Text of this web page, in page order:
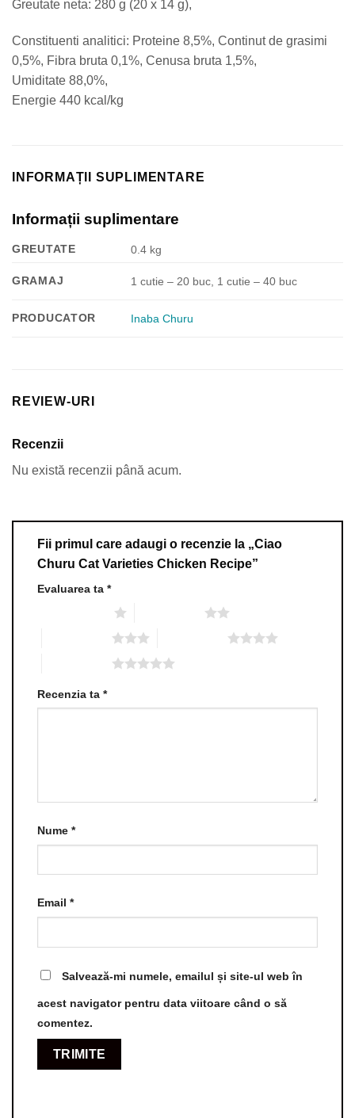
Greutate neta: 280 g (20 x 14 g),
Constituenti analitici: Proteine 8,5%, Continut de grasimi
0,5%, Fibra bruta 0,1%, Cenusa bruta 1,5%,
Umiditate 88,0%,
Energie 440 kcal/kg
INFORMAȚII SUPLIMENTARE
Informații suplimentare
GREUTATE 0.4 kg
GRAMAJ 1 cutie – 20 buc, 1 cutie – 40 buc
PRODUCATOR Inaba Churu
REVIEW-URI
Recenzii
Nu există recenzii până acum.
Fii primul care adaugi o recenzie la „Ciao
Churu Cat Varieties Chicken Recipe”
Evaluarea ta *
Recenzia ta *
Nume *
Email *
Salvează-mi numele, emailul și site-ul web în
acest navigator pentru data viitoare când o să
comentez.